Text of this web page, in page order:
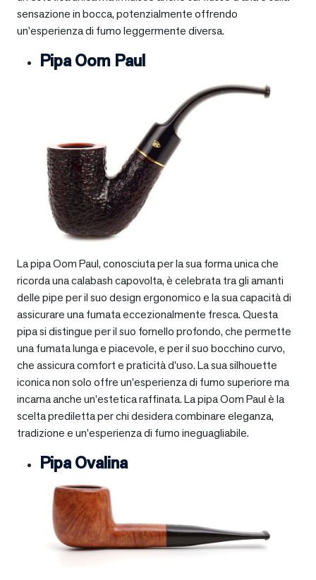
sensazione in bocca, potenzialmente offrendo
un’esperienza di fumo leggermente diversa.
Pipa Oom Paul
La pipa Oom Paul, conosciuta per la sua forma unica che
ricorda una calabash capovolta, è celebrata tra gli amanti
delle pipe per il suo design ergonomico e la sua capacità di
assicurare una fumata eccezionalmente fresca. Questa
pipa si distingue per il suo fornello profondo, che permette
una fumata lunga e piacevole, e per il suo bocchino curvo,
che assicura comfort e praticità d’uso. La sua silhouette
iconica non solo offre un’esperienza di fumo superiore ma
incarna anche un’estetica raffinata. La pipa Oom Paul è la
scelta prediletta per chi desidera combinare eleganza,
tradizione e un’esperienza di fumo ineguagliabile.
Pipa Ovalina